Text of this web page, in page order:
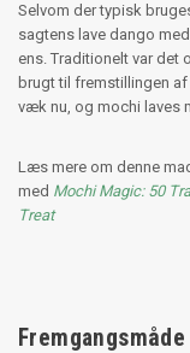
Selvom der typisk
sagtens lave dango
ens. Traditionelt var det
brugt til fremstillingen
væk nu, og mochi laves
Læs mere om denne
med Mochi Magic: 50
Treat
Fremgangsmåde